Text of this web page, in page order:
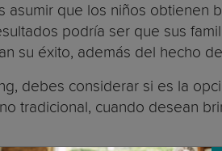
que los niños
podría ser que sus
su éxito, además del hecho
debes considerar si es la
tradicional, cuando desean